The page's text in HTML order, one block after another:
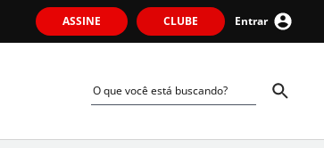
ASSINE CLUBE Entrar